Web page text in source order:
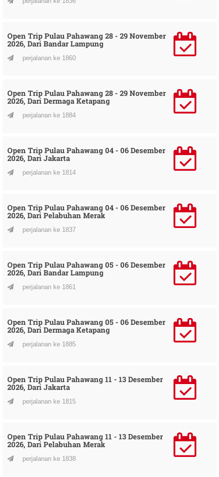
Open Trip Pulau Pahawang 28 - 29 November
2026, Dari Bandar Lampung
perjalanan ke 1860
Open Trip Pulau Pahawang 28 - 29 November
2026, Dari Dermaga Ketapang
perjalanan ke 1884
Open Trip Pulau Pahawang 04 - 06 Desember
2026, Dari Jakarta
perjalanan ke 1814
Open Trip Pulau Pahawang 04 - 06 Desember
2026, Dari Pelabuhan Merak
perjalanan ke 1837
Open Trip Pulau Pahawang 05 - 06 Desember
2026, Dari Bandar Lampung
perjalanan ke 1861
Open Trip Pulau Pahawang 05 - 06 Desember
2026, Dari Dermaga Ketapang
perjalanan ke 1885
Open Trip Pulau Pahawang 11 - 13 Desember
2026, Dari Jakarta
perjalanan ke 1815
Open Trip Pulau Pahawang 11 - 13 Desember
2026, Dari Pelabuhan Merak
perjalanan ke 1838